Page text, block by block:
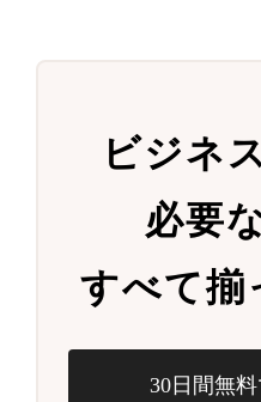
ビジネ
必要
すべて揃
30日間無